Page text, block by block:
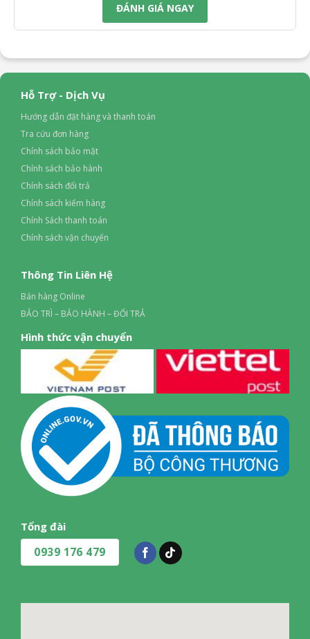
ĐÁNH GIÁ NGAY
Hỗ Trợ - Dịch Vụ
Hướng dẫn đặt hàng và thanh toán
Tra cứu đơn hàng
Chính sách bảo mật
Chính sách bảo hành
Chính sách đổi trả
Chính sách kiểm hàng
Chính Sách thanh toán
Chính sách vận chuyển
Thông Tin Liên Hệ
Bán hàng Online
BẢO TRÌ – BẢO HÀNH – ĐỔI TRẢ
Hình thức vận chuyển
Tổng đài
0939 176 479